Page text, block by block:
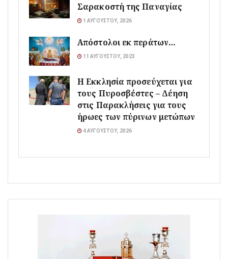
Σαρακοστή της Παναγίας
1 ΑΥΓΟΎΣΤΟΥ, 2026
Απόστολοι εκ περάτων…
11 ΑΥΓΟΎΣΤΟΥ, 2023
Η Εκκλησία προσεύχεται για
τους Πυροσβέστες – Δέηση
στις Παρακλήσεις για τους
ήρωες των πύρινων μετώπων
4 ΑΥΓΟΎΣΤΟΥ, 2026